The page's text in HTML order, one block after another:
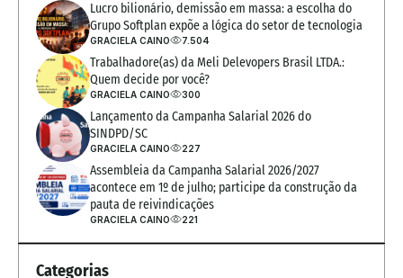
Lucro bilionário, demissão em massa: a escolha do
Grupo Softplan expõe a lógica do setor de tecnologia
GRACIELA CAINO 7.504
Trabalhadore(as) da Meli Delevopers Brasil LTDA.:
Quem decide por você?
GRACIELA CAINO 300
Lançamento da Campanha Salarial 2026 do
SINDPD/SC
GRACIELA CAINO 227
Assembleia da Campanha Salarial 2026/2027
acontece em 1º de julho; participe da construção da
pauta de reivindicações
GRACIELA CAINO 221
Categorias